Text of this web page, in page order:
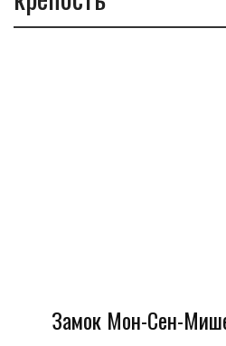
Замок Мон-Сен-